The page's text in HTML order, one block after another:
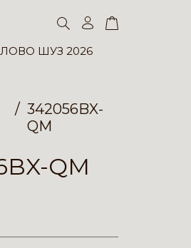
ШУЗ 2026
342056BX-
QM
QM